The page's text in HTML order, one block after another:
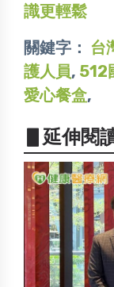
識更輕鬆
關鍵字： 台
護人員, 512
愛心餐盒,
▋延伸閱